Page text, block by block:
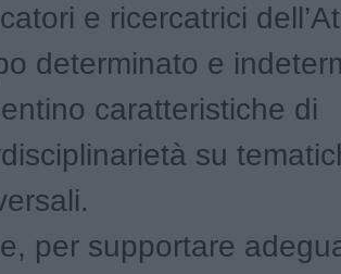
e ricercatrici
determinato e
caratteristiche di
su
per supportare